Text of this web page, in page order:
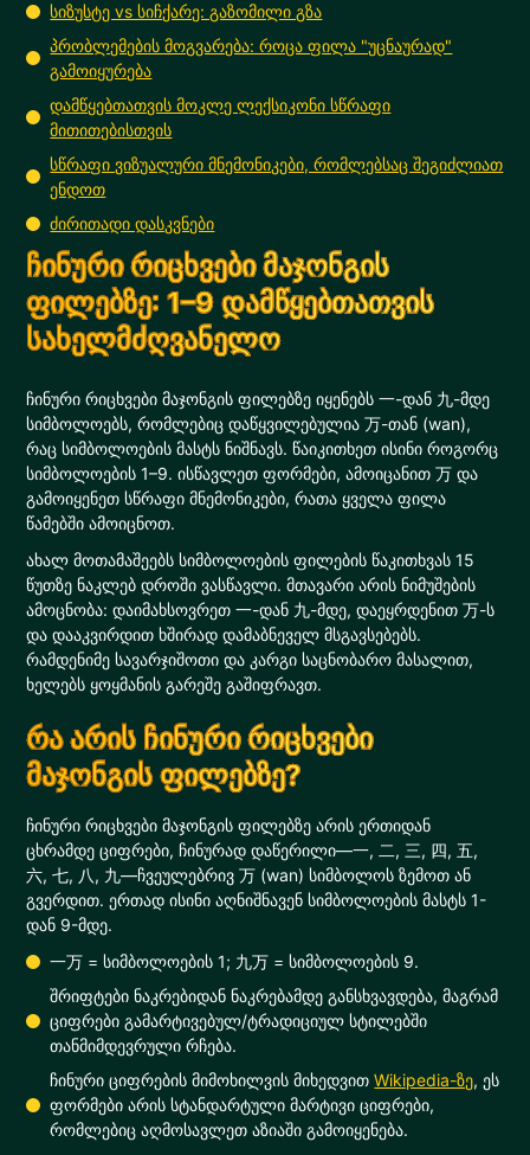
სიზუსტე vs სიჩქარე: გაზომილი გზა
პრობლემების მოგვარება: როცა ფილა "უცნაურად"
გამოიყურება
დამწყებთათვის მოკლე ლექსიკონი სწრაფი
მითითებისთვის
სწრაფი ვიზუალური მნემონიკები, რომლებსაც შეგიძლიათ
ენდოთ
ძირითადი დასკვნები
ჩინური რიცხვები მაჯონგის
ფილებზე: 1–9 დამწყებთათვის
სახელმძღვანელო
ჩინური რიცხვები მაჯონგის ფილებზე იყენებს 一-დან 九-მდე
სიმბოლოებს, რომლებიც დაწყვილებულია 万-თან (wan),
რაც სიმბოლოების მასტს ნიშნავს. წაიკითხეთ ისინი როგორც
სიმბოლოების 1–9. ისწავლეთ ფორმები, ამოიცანით 万 და
გამოიყენეთ სწრაფი მნემონიკები, რათა ყველა ფილა
წამებში ამოიცნოთ.
ახალ მოთამაშეებს სიმბოლოების ფილების წაკითხვას 15
წუთზე ნაკლებ დროში ვასწავლი. მთავარი არის ნიმუშების
ამოცნობა: დაიმახსოვრეთ 一-დან 九-მდე, დაეყრდენით 万-ს
და დააკვირდით ხშირად დამაბნეველ მსგავსებებს.
რამდენიმე სავარჯიშოთი და კარგი საცნობარო მასალით,
ხელებს ყოყმანის გარეშე გაშიფრავთ.
რა არის ჩინური რიცხვები
მაჯონგის ფილებზე?
ჩინური რიცხვები მაჯონგის ფილებზე არის ერთიდან
ცხრამდე ციფრები, ჩინურად დაწერილი—一, 二, 三, 四, 五,
六, 七, 八, 九—ჩვეულებრივ 万 (wan) სიმბოლოს ზემოთ ან
გვერდით. ერთად ისინი აღნიშნავენ სიმბოლოების მასტს 1-
დან 9-მდე.
一万 = სიმბოლოების 1; 九万 = სიმბოლოების 9.
შრიფტები ნაკრებიდან ნაკრებამდე განსხვავდება, მაგრამ
ციფრები გამარტივებულ/ტრადიციულ სტილებში
თანმიმდევრული რჩება.
ჩინური ციფრების მიმოხილვის მიხედვითWikipedia-ზე, ეს
ფორმები არის სტანდარტული მარტივი ციფრები,
რომლებიც აღმოსავლეთ აზიაში გამოიყენება.